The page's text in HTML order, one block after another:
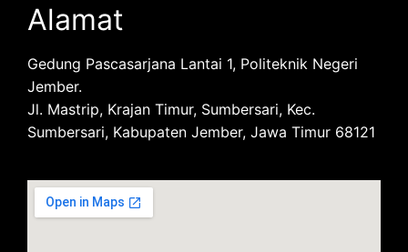
Alamat
Gedung Pascasarjana Lantai 1, Politeknik Negeri
Jember.
Jl. Mastrip, Krajan Timur, Sumbersari, Kec.
Sumbersari, Kabupaten Jember, Jawa Timur 68121